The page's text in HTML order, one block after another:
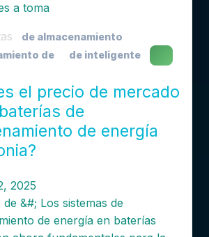
a toma
de almacenamiento
de
de inteligente
el precio de mercado
de
de energía
2025
de &#; Los sistemas de
de energía en baterías